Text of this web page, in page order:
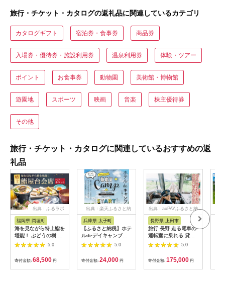
旅行・チケット・カタログの返礼品に関連しているカテゴリ
カタログギフト 宿泊券・食事券 商品券
入場券・優待券・施設利用券 温泉利用券 体験・ツアー
ポイント お食事券 動物園 美術館・博物館
遊園地 スポーツ 映画 音楽 株主優待券
その他
旅行・チケット・カタログに関連しているおすすめの返
礼品
出典：ふるラボ
福岡県 岡垣町
海を見ながら特上鮨を
堪能！ ぶどうの樹 鮨
屋台ペア お食事券 海
鮮 海 屋台 食事 ペア
福岡県 岡垣町
5.0
寄付金額: 68,500 円
出典：楽天ふるさと納
税
兵庫県 太子町
【ふるさと納税】ホテ
ルdeデイキャンプ体
験チケット
【1364991】
5.0
寄付金額: 24,000 円
出典：auPAYふるさと納
長野県 上田市
旅行 長野 走る電車の
運転室に乗れる 貸切
列車でお仕事体験 体
験 チケット 電車 鉄道
列車 サービス 子供 子
ども こども 家族 長野
県
5.0
寄付金額: 175,000 円